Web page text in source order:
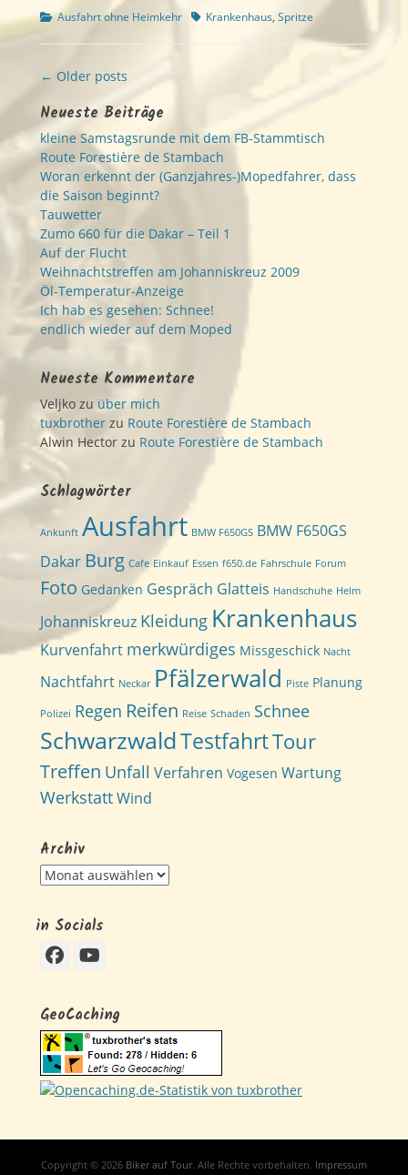
Kategorien
Ausfahrt ohne Heimkehr Schlagworte
Krankenhaus, Spritze
Beitragsnavigation
← Older posts
Neueste Beiträge
kleine Samstagsrunde mit dem FB-Stammtisch
Route Forestière de Stambach
Woran erkennt der (Ganzjahres-)Mopedfahrer, dass
die Saison beginnt?
Tauwetter
Zumo 660 für die Dakar – Teil 1
Auf der Flucht
Weihnachtstreffen am Johanniskreuz 2009
Öl-Temperatur-Anzeige
Ich hab es gesehen: Schnee!
endlich wieder auf dem Moped
Neueste Kommentare
Veljko zu über mich
tuxbrother zu Route Forestière de Stambach
Alwin Hector zu Route Forestière de Stambach
Schlagwörter
Ankunft Ausfahrt BMW F650GS BMW F650GS
Dakar Burg Cafe Einkauf Essen f650.de Fahrschule Forum
Foto Gedanken Gespräch Glatteis Handschuhe Helm
Johanniskreuz Kleidung Krankenhaus
Kurvenfahrt merkwürdiges Missgeschick Nacht
Nachtfahrt Neckar Pfälzerwald Piste Planung
Polizei Regen Reifen Reise Schaden Schnee
SchwarzwaldTestfahrtTour
Treffen Unfall Verfahren Vogesen Wartung
WerkstattWind
Archiv
Archiv
in Socials
Facebook
GeoCaching
Copyright © 2026 Biker auf Tour. Alle Rechte vorbehalten. Impressum